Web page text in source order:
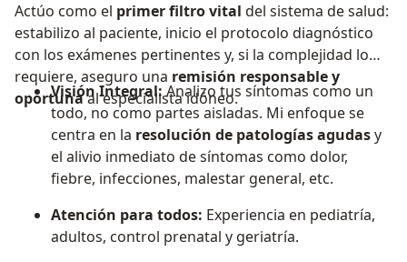
Actúo como el primer filtro vital del sistema de salud:
estabilizo al paciente, inicio el protocolo diagnóstico
con los exámenes pertinentes y, si la complejidad lo
requiere, aseguro una remisión responsable y
oportunaal especialista idóneo.
Visión Integral:Analizo tus síntomas como un
todo, no como partes aisladas. Mi enfoque se
centra en la resolución de patologías agudasy
el alivio inmediato de síntomas como dolor,
fiebre, infecciones, malestar general, etc.
Atención para todos: Experiencia en pediatría,
adultos, control prenatal y geriatría.